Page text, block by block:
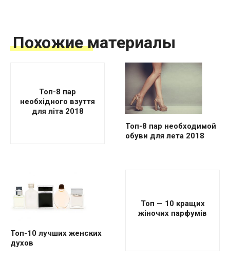
Похожие материалы
Топ-8 пар
необхідного взуття
для літа 2018
Топ-8 пар необходимой
обуви для лета 2018
Топ-10 лучших женских
духов
Топ — 10 кращих
жіночих парфумів